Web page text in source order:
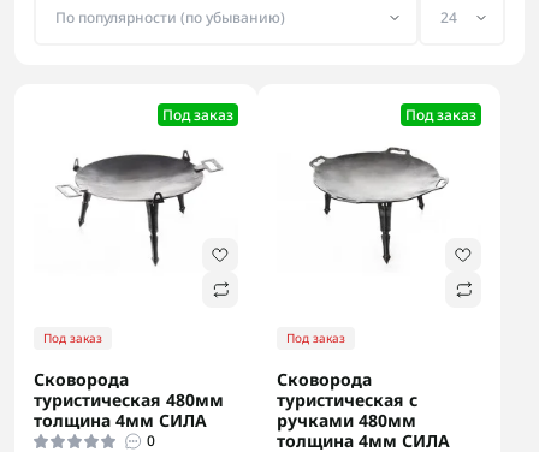
Под заказ
Под заказ
Сковорода
туристическая 480мм
толщина 4мм СИЛА
0
Под заказ
Под заказ
Сковорода
туристическая с
ручками 480мм
толщина 4мм СИЛА